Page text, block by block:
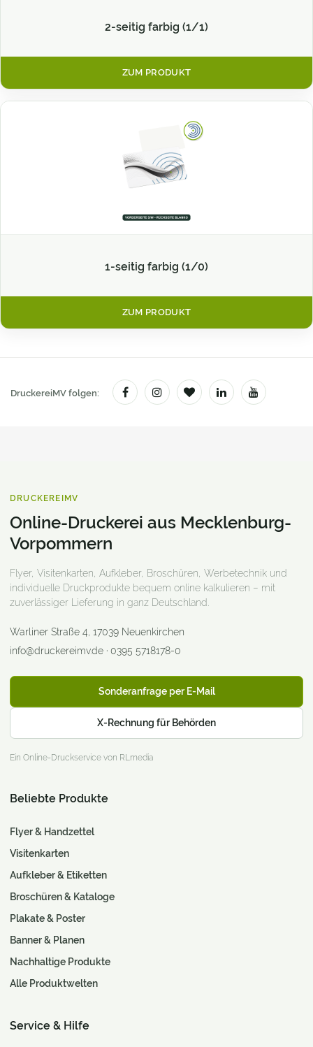
2-seitig farbig (1/1)
ZUM PRODUKT
1-seitig farbig (1/0)
ZUM PRODUKT
DruckereiMV folgen:
DRUCKEREIMV
Online-Druckerei aus Mecklenburg-
Vorpommern
Flyer, Visitenkarten, Aufkleber, Broschüren, Werbetechnik und
individuelle Druckprodukte bequem online kalkulieren – mit
zuverlässiger Lieferung in ganz Deutschland.
Warliner Straße 4 17039 Neuenkirchen
info@druckereimv.de · 0395 5718178-0
Sonderanfrage per E-Mail
X-Rechnung für Behörden
Ein Online-Druckservice von RLmedia
Beliebte Produkte
Flyer & Handzettel
Visitenkarten
Aufkleber & Etiketten
Broschüren & Kataloge
Plakate & Poster
Banner & Planen
Nachhaltige Produkte
Alle Produktwelten
Service & Hilfe